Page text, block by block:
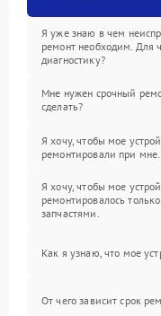
Я уже знаю в чем
ремонт необходим. Для
диагностику?
Мне нужен срочный
сделать?
Я хочу, чтобы мое
ремонтировали при мне.
Я хочу, чтобы мое
ремонтировалось
запчастями.
Как я узнаю, что мое
От чего зависит срок